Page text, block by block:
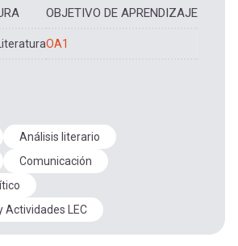
OBJETIVO DE APRENDIZAJE
OA1
Análisis literario
Comunicación
Actividades LEC